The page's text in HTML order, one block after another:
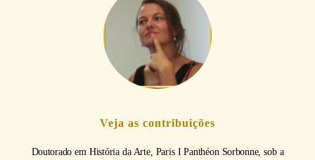
Veja as contribuições
Doutorado em História da Arte, Paris I Panthéon Sorbonne, sob a